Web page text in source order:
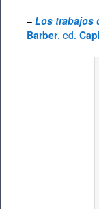
– Los trabajos
Barber, ed.